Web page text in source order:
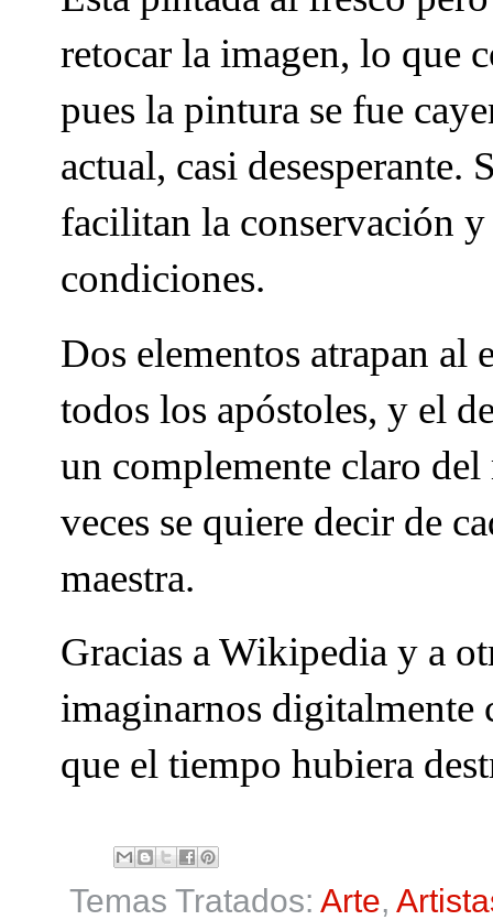
retocar la imagen, lo que
pues la pintura se fue
actual, casi desesperante.
facilitan la conservación y
condiciones.
Dos elementos atrapan al
todos los apóstoles, y el
un complemente claro
veces se quiere decir de
maestra.
Gracias a Wikipedia y a
imaginarnos digitalmente
que el tiempo hubiera
Temas Tratados: Arte,